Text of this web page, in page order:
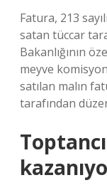
Fatura, 213
satan tüccar
Bakanlığının
meyve
satılan malın
tarafından